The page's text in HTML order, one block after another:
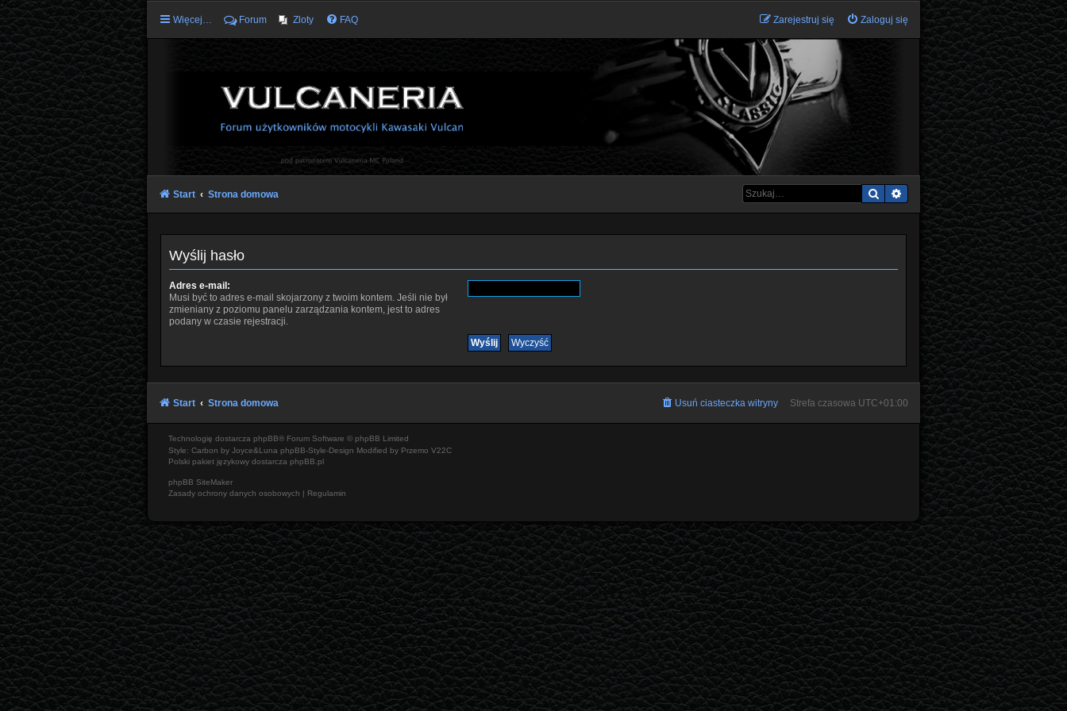
Więcej… Forum Zloty FAQ Zaloguj się
Zarejestruj się
Szukaj Wyszukiwanie zaawansowane
Start Strona domowa
Wyślij hasło
Adres e-mail:
Musi być to adres e-mail skojarzony z twoim kontem. Jeśli nie był
zmieniany z poziomu panelu zarządzania kontem, jest to adres
podany w czasie rejestracji.
Start Strona domowa Strefa czasowa UTC+01:00
Usuń ciasteczka witryny
Technologię dostarcza phpBB® Forum Software © phpBB Limited
Style: Carbon by Joyce&Luna phpBB-Style-Design Modified by Przemo V22C
Polski pakiet językowy dostarcza phpBB.pl
phpBB SiteMaker
Zasady ochrony danych osobowych | Regulamin